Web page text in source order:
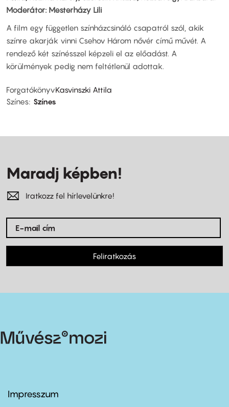
Moderátor: Mesterházy Lili
A film egy független színházcsináló csapatról szól, akik
színre akarják vinni Csehov Három nővér című művét. A
rendező két színésszel képzeli el az előadást. A
körülmények pedig nem feltétlenül adottak.
ForgatókönyvKasvinszki Attila
Színes Színes
Maradj képben!
Iratkozz fel hírlevelünkre!
Feliratkozás
Footer
Impresszum